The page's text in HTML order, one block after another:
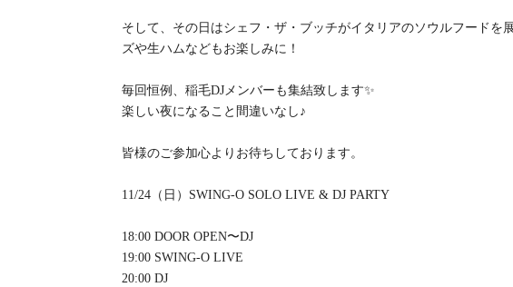
そして、その日はシェフ・ザ・ブッチがイタリアのソウルフード
ズや生ハムなどもお楽しみに！
毎回恒例、稲毛DJメンバーも集結致します✨
楽しい夜になること間違いなし♪
皆様のご参加心よりお待ちしております。
11/24（日）SWING-O SOLO LIVE & DJ PARTY
18:00 DOOR OPEN〜DJ
19:00 SWING-O LIVE
20:00 DJ